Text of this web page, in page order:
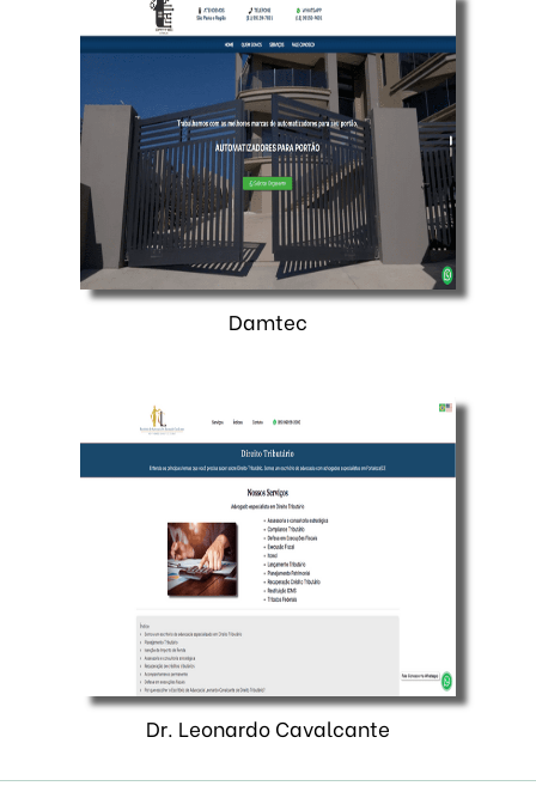
Damtec
Dr. Leonardo Cavalcante